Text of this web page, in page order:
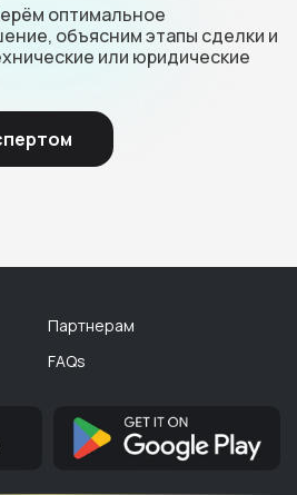
оптимальное
объясним этапы сделки и
или юридические
Партнерам
FAQs